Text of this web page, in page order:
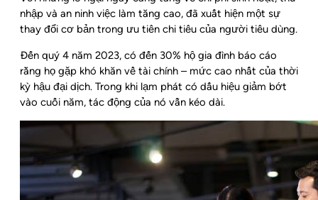
nhập và an ninh việc làm tăng cao, đã xuất hiện một sự
thay đổi cơ bản trong ưu tiên chi tiêu của người tiêu dùng.
Đến quý 4 năm 2023, có đến 30% hộ gia đình báo cáo
rằng họ gặp khó khăn về tài chính – mức cao nhất của thời
kỳ hậu đại dịch. Trong khi lạm phát có dấu hiệu giảm bớt
vào cuối năm, tác động của nó vẫn kéo dài.